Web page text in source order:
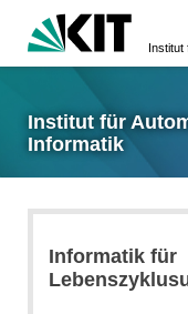
Institut für
Informatik
Informatik für